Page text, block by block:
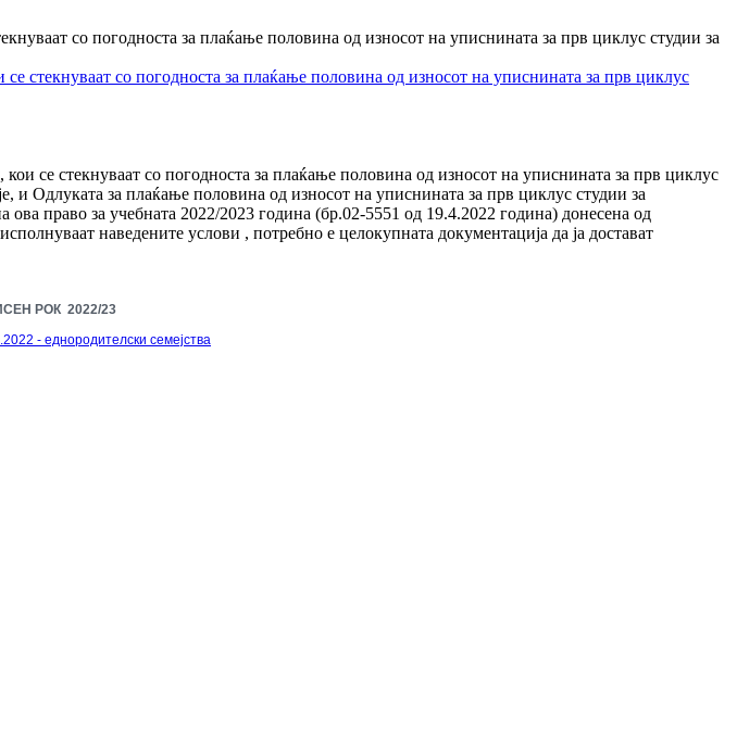
со погодноста за плаќање половина од износот на уписнината за прв циклус студии за
стекнуваат со погодноста за плаќање половина од износот на уписнината за прв циклус
се стекнуваат со погодноста за плаќање половина од износот на уписнината за прв циклус
Одлуката за плаќање половина од износот на уписнината за прв циклус студии за
право за учебната 2022/2023 година (бр.02-5551 од 19.4.2022 година) донесена од
наведените услови , потребно е целокупната документација да ја достават
РОК 2022/23
- еднородителски семејства